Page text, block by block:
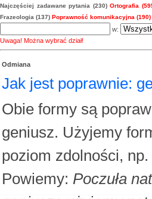
Najczęściej zadawane pytania (230) Ortografia
Frazeologia (137) Poprawność komunikacyjna (190)
w:
Uwaga! Można wybrać dział!
Odmiana
Jak jest poprawnie:
Obie formy są
geniusz. Użyjemy
poziom zdolności, np.
Powiemy: Poczuła